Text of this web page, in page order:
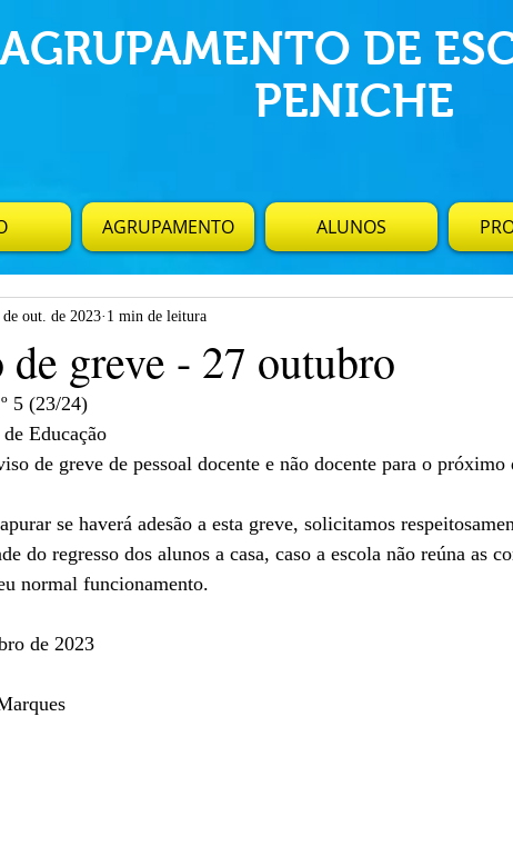
AGRUPAMENTO DE
PENICHE
AGRUPAMENTO ALUNOS
de greve - 27 outubro
de out. de 2023 1 min de leitura
5 (23/24)
Educação
de greve de pessoal docente e não docente para o
se haverá adesão a esta greve, solicitamos
do regresso dos alunos a casa, caso a escola não reúna as
normal funcionamento.
de 2023